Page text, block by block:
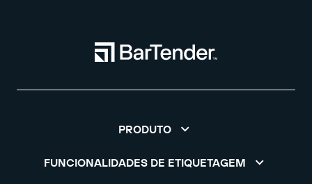
PRODUTO
FUNCIONALIDADES DE ETIQUETAGEM